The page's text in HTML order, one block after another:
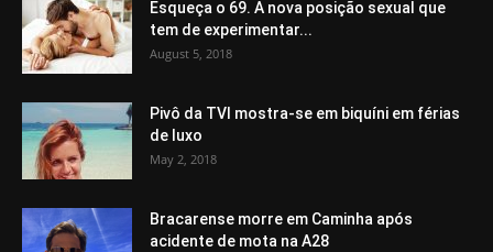
Esqueça o 69. A nova posição sexual que
tem de experimentar...
August 5, 2018
Pivô da TVI mostra-se em biquíni em férias
de luxo
May 2, 2018
Bracarense morre em Caminha após
acidente de mota na A28